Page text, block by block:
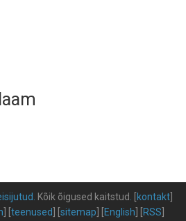
Kõik õigused kaitstud kontakt
teenused sitemap English RSS